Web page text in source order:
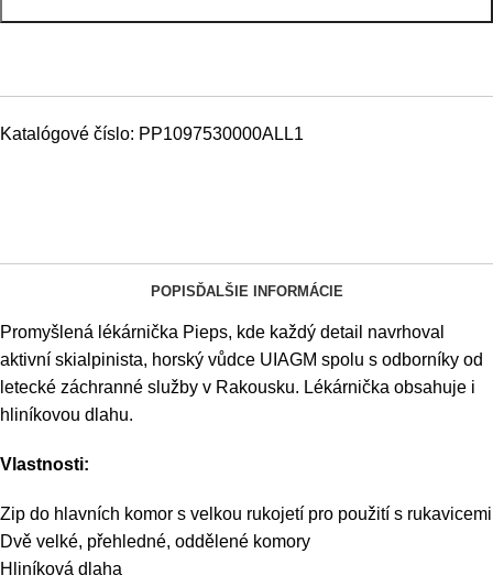
Katalógové číslo: PP1097530000ALL1
POPIS ĎALŠIE INFORMÁCIE
Promyšlená lékárnička Pieps, kde každý detail navrhoval
aktivní skialpinista, horský vůdce UIAGM spolu s odborníky od
letecké záchranné služby v Rakousku. Lékárnička obsahuje i
hliníkovou dlahu.
Vlastnosti:
Zip do hlavních komor s velkou rukojetí pro použití s rukavicemi
Dvě velké, přehledné, oddělené komory
Hliníková dlaha